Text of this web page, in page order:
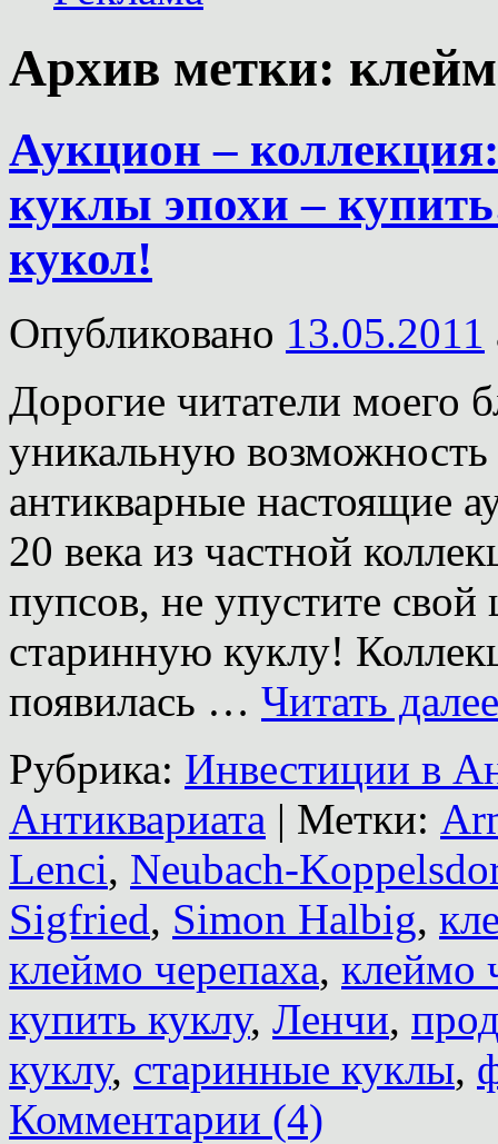
Архив метки:
Аукцион –
куклы эпохи –
кукол!
Опубликовано 13.05.2011
Дорогие читатели моего
уникальную
антикварные настоящие
20 века из частной
пупсов, не упустите
старинную куклу!
появилась … Читать
Рубрика: Инвестиции в
Антиквариата | Метки:
Lenci, Neubach-
Sigfried, Simon Halbig,
клеймо черепаха, клеймо
купить куклу, Ленчи,
куклу, старинные куклы,
Комментарии (4)